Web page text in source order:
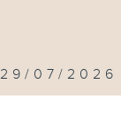
29/07/2026